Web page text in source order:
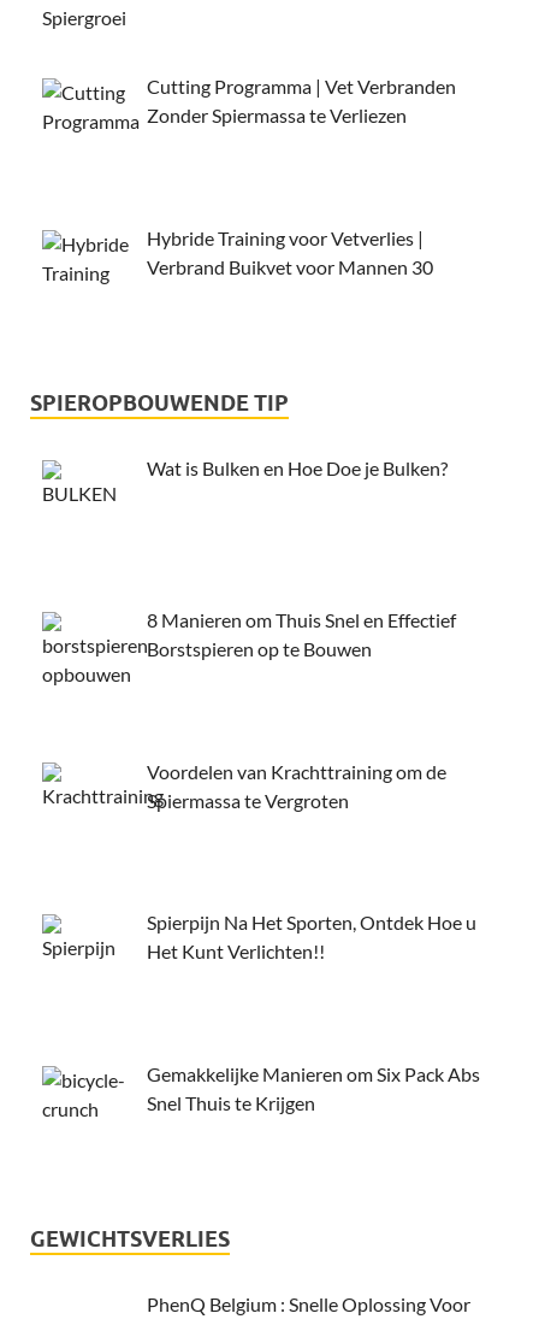
Cutting Programma | Vet Verbranden
Zonder Spiermassa te Verliezen
Hybride Training voor Vetverlies |
Verbrand Buikvet voor Mannen 30
SPIEROPBOUWENDE TIP
Wat is Bulken en Hoe Doe je Bulken?
8 Manieren om Thuis Snel en Effectief
Borstspieren op te Bouwen
Voordelen van Krachttraining om de
Spiermassa te Vergroten
Spierpijn Na Het Sporten, Ontdek Hoe u
Het Kunt Verlichten!!
Gemakkelijke Manieren om Six Pack Abs
Snel Thuis te Krijgen
GEWICHTSVERLIES
PhenQ Belgium : Snelle Oplossing Voor